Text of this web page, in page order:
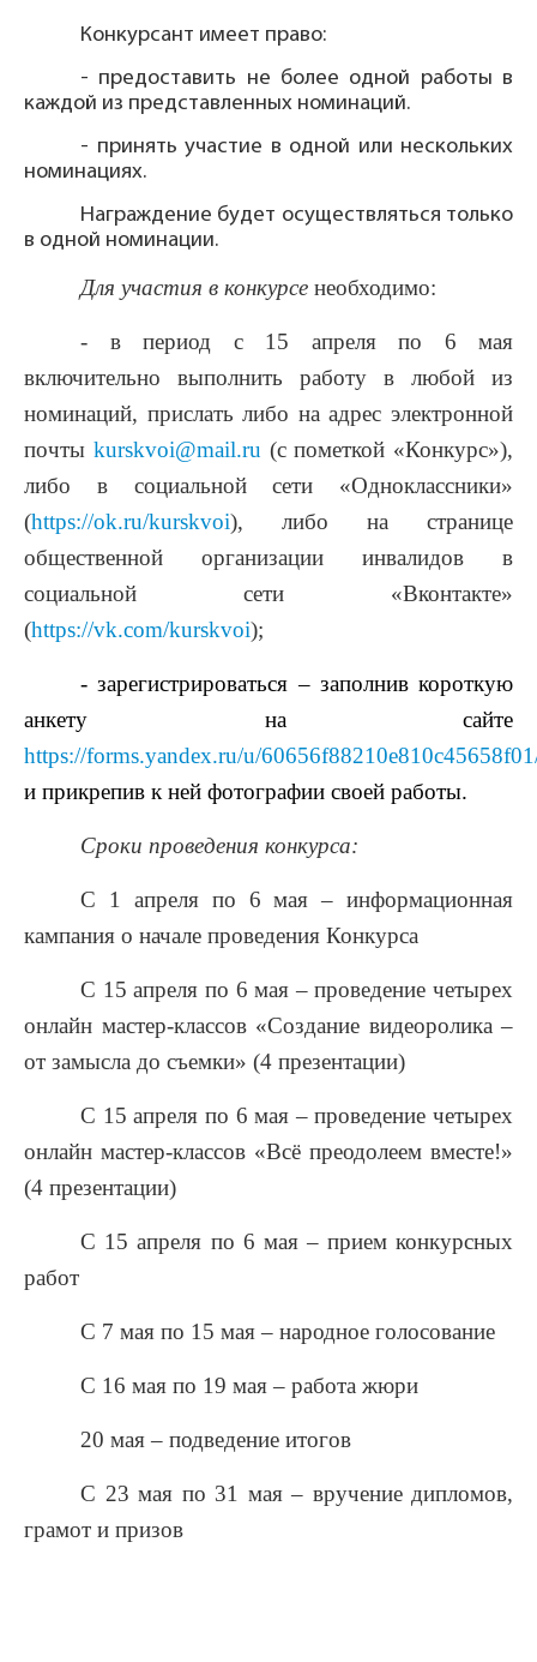
Конкурсант имеет право:
- предоставить не более одной работы в
каждой из представленных номинаций.
- принять участие в одной или нескольких
номинациях.
Награждение будет осуществляться только
в одной номинации.
Для участия в конкурсе необходимо:
- в период с 15 апреля по 6 мая
включительно выполнить работу в любой из
номинаций, прислать либо на адрес электронной
почты kurskvoi@mail.ru (с пометкой «Конкурс»),
либо в социальной сети «Одноклассники»
(https://ok.ru/kurskvoi), либо на странице
общественной организации инвалидов в
социальной сети «Вконтакте»
(https://vk.com/kurskvoi);
- зарегистрироваться – заполнив короткую
анкету на сайте
https://forms.yandex.ru/u/
и прикрепив к ней фотографии своей работы.
Сроки проведения конкурса:
С 1 апреля по 6 мая – информационная
кампания о начале проведения Конкурса
С 15 апреля по 6 мая – проведение четырех
онлайн мастер-классов «Создание видеоролика –
от замысла до съемки» (4 презентации)
С 15 апреля по 6 мая – проведение четырех
онлайн мастер-классов «Всё преодолеем вместе!»
(4 презентации)
С 15 апреля по 6 мая – прием конкурсных
работ
С 7 мая по 15 мая – народное голосование
С 16 мая по 19 мая – работа жюри
20 мая – подведение итогов
С 23 мая по 31 мая – вручение дипломов,
грамот и призов